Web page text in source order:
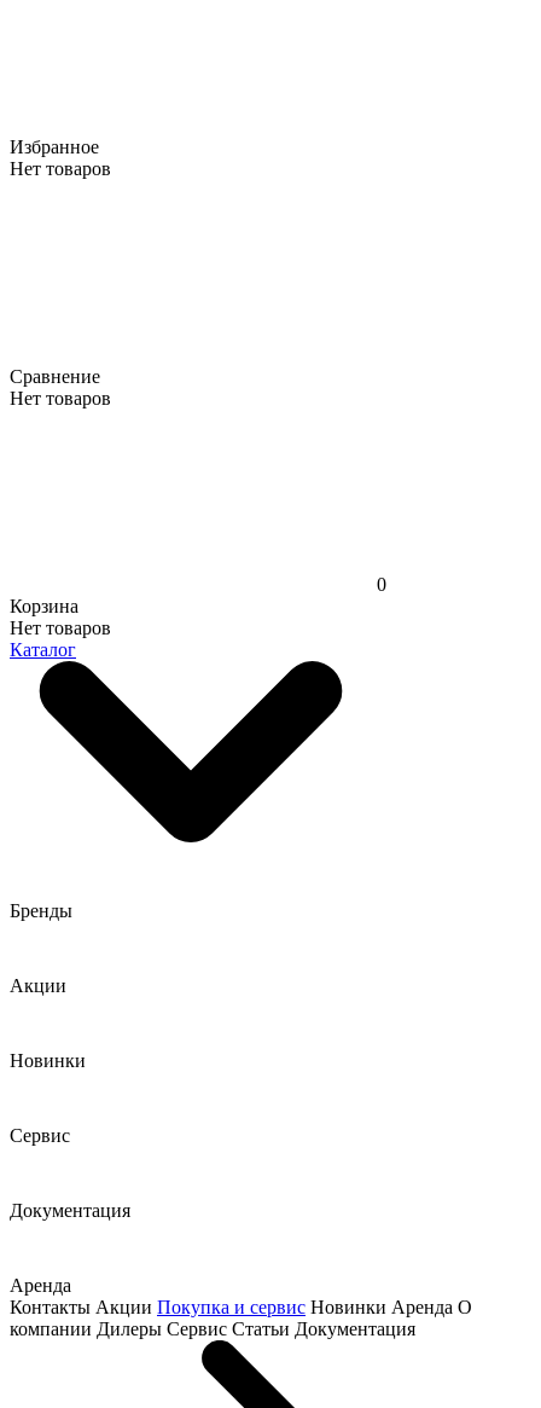
Избранное
Нет товаров
Сравнение
Нет товаров
0
Корзина
Нет товаров
Каталог
Бренды
Акции
Новинки
Сервис
Документация
Аренда
Контакты Акции Покупка и сервис Новинки Аренда О
компании Дилеры Сервис Статьи Документация